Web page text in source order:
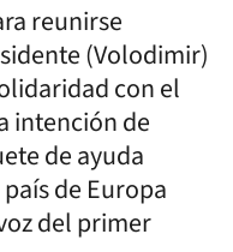
reunirse
(Volodimir)
con el
intención de
de ayuda
de Europa
del primer